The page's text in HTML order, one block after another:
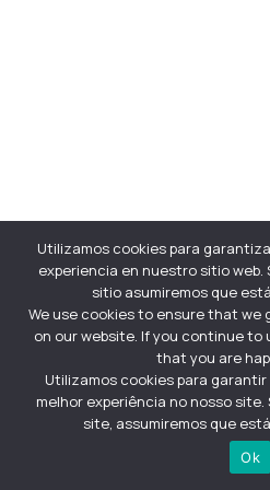
Utilizamos cookies para
experiencia en nuestro sitio
sitio asumiremos que
We use cookies to ensure that we
on our website. If you continue to
that you are
Utilizamos cookies para
melhor experiência no nosso
site, assumiremos que
Ok